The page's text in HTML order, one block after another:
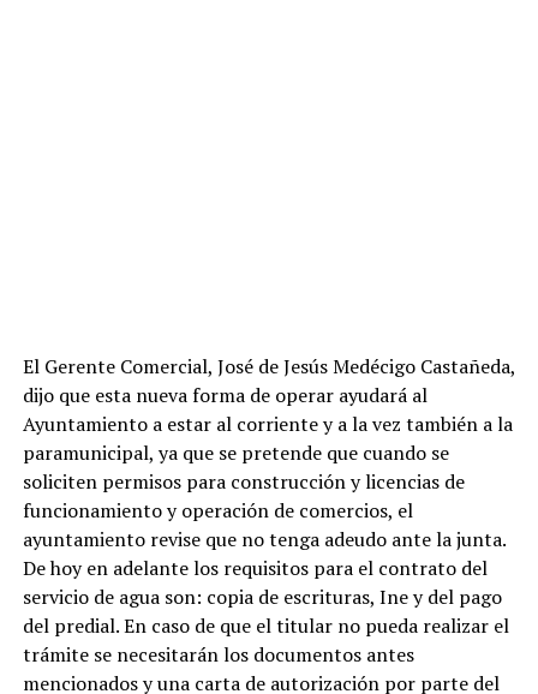
El Gerente Comercial, José de Jesús Medécigo Castañeda,
dijo que esta nueva forma de operar ayudará al
Ayuntamiento a estar al corriente y a la vez también a la
paramunicipal, ya que se pretende que cuando se
soliciten permisos para construcción y licencias de
funcionamiento y operación de comercios, el
ayuntamiento revise que no tenga adeudo ante la junta.
De hoy en adelante los requisitos para el contrato del
servicio de agua son: copia de escrituras, Ine y del pago
del predial. En caso de que el titular no pueda realizar el
trámite se necesitarán los documentos antes
mencionados y una carta de autorización por parte del